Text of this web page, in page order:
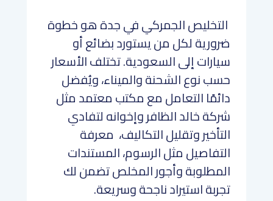
التخليص الجمركي في جدة هو خطوة
ضرورية لكل من يستورد بضائع أو
سيارات إلى السعودية. تختلف الأسعار
حسب نوع الشحنة والميناء، ويُفضل
دائمًا التعامل مع مكتب معتمد مثل
شركة خالد الظافر وإخوانه لتفادي
التأخير وتقليل التكاليف، معرفة
التفاصيل مثل الرسوم، المستندات
المطلوبة وأجور المخلص تضمن لك
تجربة استيراد ناجحة وسريعة.